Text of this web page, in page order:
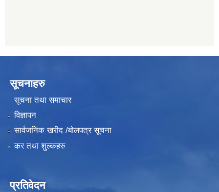
सूचनाहरु
सूचना तथा समाचार
विज्ञापन
सार्वजनिक खरीद /बोलपत्र सूचना
कर तथा शुल्कहरु
प्रतिवेदन